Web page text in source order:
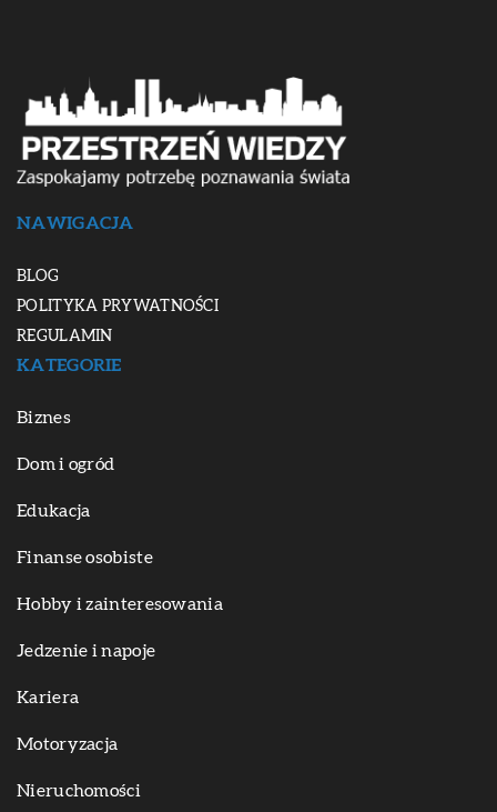
NAWIGACJA
BLOG
POLITYKA PRYWATNOŚCI
REGULAMIN
KATEGORIE
Biznes
Dom i ogród
Edukacja
Finanse osobiste
Hobby i zainteresowania
Jedzenie i napoje
Kariera
Motoryzacja
Nieruchomości